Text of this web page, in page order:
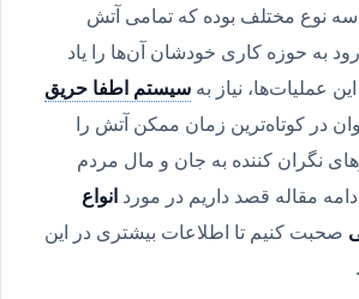
سه نوع مختلف بوده که تمامی آتش
به حوزه کاری خودشان آن‌ها را یاد
عملیات‌ها، نیاز بهسیستم اطفا حریق
در کوتاه‌ترین زمان ممکن آتش را
نگران کننده به جان و مال مردم
مقاله قصد داریم در موردانواع
صحبت کنیم تا اطلاعات بیشتری در این